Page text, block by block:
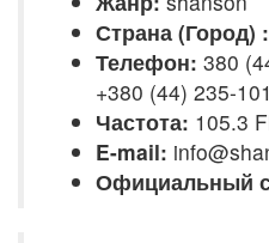
Страна (Город) :
Телефон: 380
+380 (44) 235-
Частота: 105.3
E-mail:
Официальный